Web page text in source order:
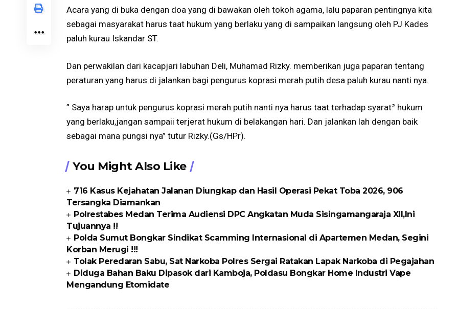
Acara yang di buka dengan doa yang di bawakan oleh tokoh agama, lalu paparan pentingnya kita
sebagai masyarakat harus taat hukum yang berlaku yang di sampaikan langsung oleh PJ Kades
paluh kurau Iskandar ST.
Dan perwakilan dari kacapjari labuhan Deli, Muhamad Rizky. memberikan juga paparan tentang
peraturan yang harus di jalankan bagi pengurus koprasi merah putih desa paluh kurau nanti nya.
” Saya harap untuk pengurus koprasi merah putih nanti nya harus taat terhadap syarat² hukum
yang berlaku,jangan sampaii terjerat hukum di belakangan hari. Dan jalankan lah dengan baik
sebagai mana pungsi nya” tutur Rizky.(Gs/HPr).
You Might Also Like
716 Kasus Kejahatan Jalanan Diungkap dan Hasil Operasi Pekat Toba 2026, 906
Tersangka Diamankan
Polrestabes Medan Terima Audiensi DPC Angkatan Muda Sisingamangaraja XII,Ini
Tujuannya !!
Polda Sumut Bongkar Sindikat Scamming Internasional di Apartemen Medan, Segini
Korban Merugi !!!
Tolak Peredaran Sabu, Sat Narkoba Polres Sergai Ratakan Lapak Narkoba di Pegajahan
Diduga Bahan Baku Dipasok dari Kamboja, Poldasu Bongkar Home Industri Vape
Mengandung Etomidate